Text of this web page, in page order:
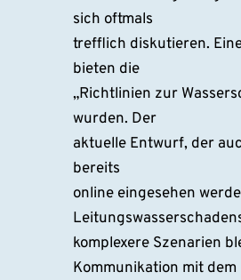
sich oftmals
trefflich diskutieren.
bieten die
„Richtlinien zur
wurden. Der
aktuelle Entwurf, der
bereits
online eingesehen
komplexere Szenarien
Kommunikation mit dem